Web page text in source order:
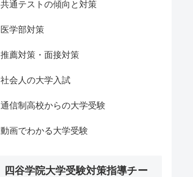
共通テストの傾向と対策
医学部対策
推薦対策・面接対策
社会人の大学入試
通信制高校からの大学受験
動画でわかる大学受験
四谷学院大学受験対策指導チー